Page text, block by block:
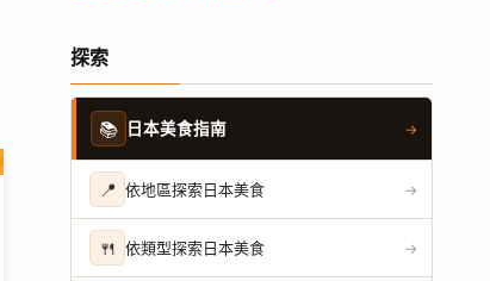
探索
📚 日本美食指南 →
📍 依地區探索日本美食 →
🍴 依類型探索日本美食 →